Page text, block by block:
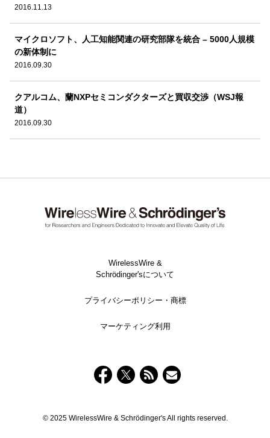
2016.11.13
マイクロソフト、人工知能関連の研究部隊を統合 – 5000人規模
の新体制に
2016.09.30
クアルコム、蘭NXPセミコンダクターズと買収交渉（WSJ報
道）
2016.09.30
WirelessWire &
Schrödinger'sについて
プライバシーポリシー・商標
マーケティング利用
© 2025 WirelessWire & Schrödinger's All rights reserved.